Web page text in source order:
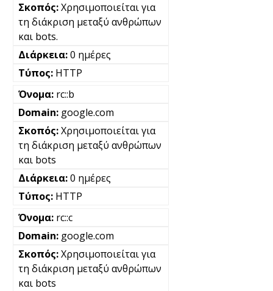
Χρησιμοποιείται για
τη διάκριση μεταξύ ανθρώπων
και bots.
0 ημέρες
HTTP
rc::b
google.com
Χρησιμοποιείται για
τη διάκριση μεταξύ ανθρώπων
και bots
0 ημέρες
HTTP
rc::c
google.com
Χρησιμοποιείται για
τη διάκριση μεταξύ ανθρώπων
και bots